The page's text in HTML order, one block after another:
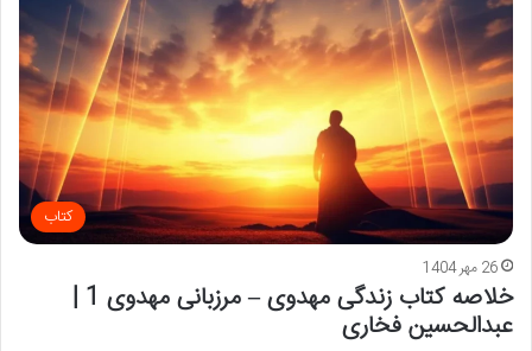
کتاب
26 مهر 1404
خلاصه کتاب زندگی مهدوی – مرزبانی مهدوی 1 |
عبدالحسین فخاری